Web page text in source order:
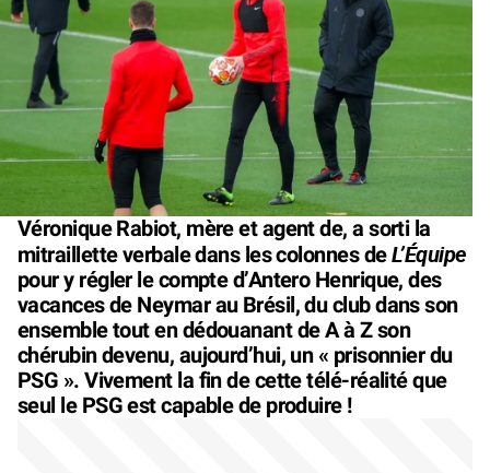
Véronique Rabiot, mère et agent de, a sorti la
mitraillette verbale dans les colonnes deL’Équipe
pour y régler le compte d’Antero Henrique, des
vacances de Neymar au Brésil, du club dans son
ensemble tout en dédouanant de A à Z son
chérubin devenu, aujourd’hui, un « prisonnier du
PSG ». Vivement la fin de cette télé-réalité que
seul le PSG est capable de produire !